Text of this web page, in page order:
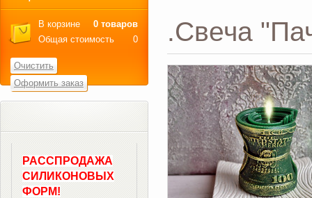
.Свеча
В корзине
0 товаров
Общая стоимость
0
Очистить
Оформить заказ
РАССПРОДАЖА
СИЛИКОНОВЫХ
ФОРМ!